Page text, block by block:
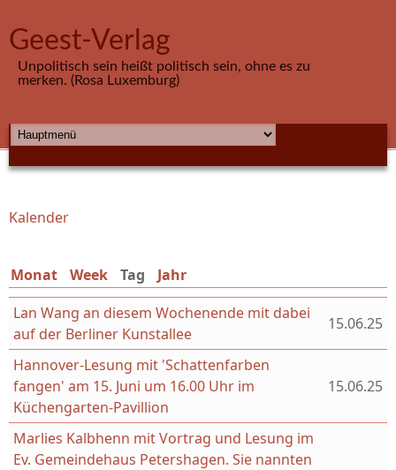
Geest-Verlag
Unpolitisch sein heißt politisch sein, ohne es zu
merken. (Rosa Luxemburg)
HAUPTMENÜ
Sie sind hier
Kalender
Monat Week Tag (aktiver Reiter)
Jahr
Lan Wang an diesem Wochenende mit dabei
auf der Berliner Kunstallee
15.06.25
Hannover-Lesung mit 'Schattenfarben
fangen' am 15. Juni um 16.00 Uhr im
Küchengarten-Pavillion
15.06.25
Marlies Kalbhenn mit Vortrag und Lesung im
Ev. Gemeindehaus Petershagen. Sie nannten